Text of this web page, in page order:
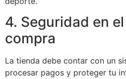
4. Seguridad en
compra
La tienda debe contar con un
procesar pagos y proteger tu